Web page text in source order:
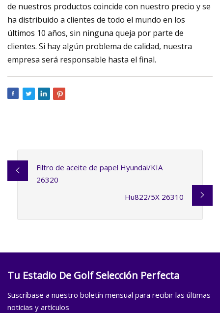
de nuestros productos coincide con nuestro precio y se
ha distribuido a clientes de todo el mundo en los
últimos 10 años, sin ninguna queja por parte de
clientes. Si hay algún problema de calidad, nuestra
empresa será responsable hasta el final.
Filtro de aceite de papel Hyundai/KIA
26320
Hu822/5X 26310
Tu Estadio De Golf Selección Perfecta
Suscríbase a nuestro boletín mensual para recibir las últimas
noticias y artículos